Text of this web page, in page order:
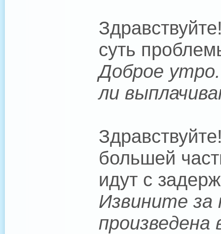
суть
Доброе
ли
большей
идут с
Извините за